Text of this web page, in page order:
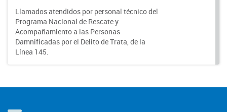
Llamados atendidos por personal técnico del
Programa Nacional de Rescate y
Acompañamiento a las Personas
Damnificadas por el Delito de Trata, de la
Línea 145.